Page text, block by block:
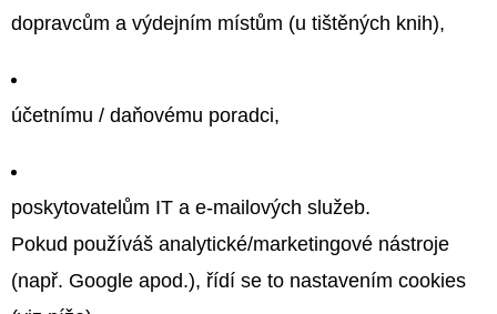
dopravcům a výdejním místům (u tištěných knih),
účetnímu / daňovému poradci,
poskytovatelům IT a e-mailových služeb.
Pokud používáš analytické/marketingové nástroje
(např. Google apod.), řídí se to nastavením cookies